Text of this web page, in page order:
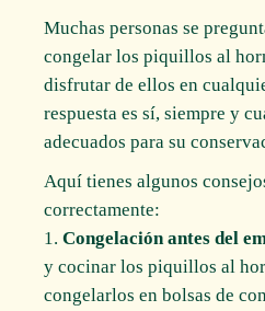
Muchas personas se
congelar los piquillos al
disfrutar de ellos en
respuesta es sí, siempre y
adecuados para su
Aquí tienes algunos
correctamente:
1.Congelación antes del
y cocinar los piquillos al
congelarlos en bolsas de